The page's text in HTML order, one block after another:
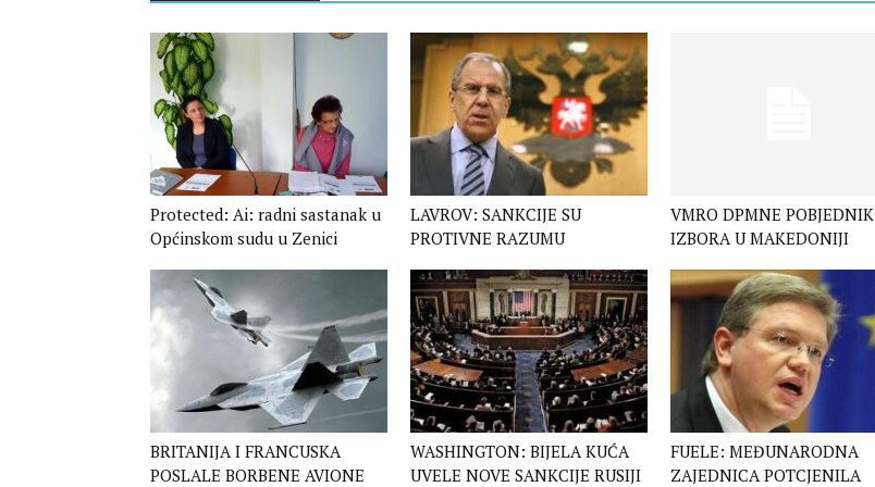
Protected: Ai: radni sastanak u
Općinskom sudu u Zenici
LAVROV: SANKCIJE SU
PROTIVNE RAZUMU
VMRO DPMNE POBJEDNIK
IZBORA U MAKEDONIJI
BRITANIJA I FRANCUSKA
POSLALE BORBENE AVIONE
WASHINGTON: BIJELA KUĆA
UVELE NOVE SANKCIJE RUSIJI
FUELE: MEĐUNARODNA
ZAJEDNICA POTCJENILA